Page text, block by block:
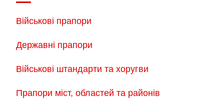
Військові прапори
Державні прапори
Військові штандарти та хоругви
Прапори міст, областей та районів